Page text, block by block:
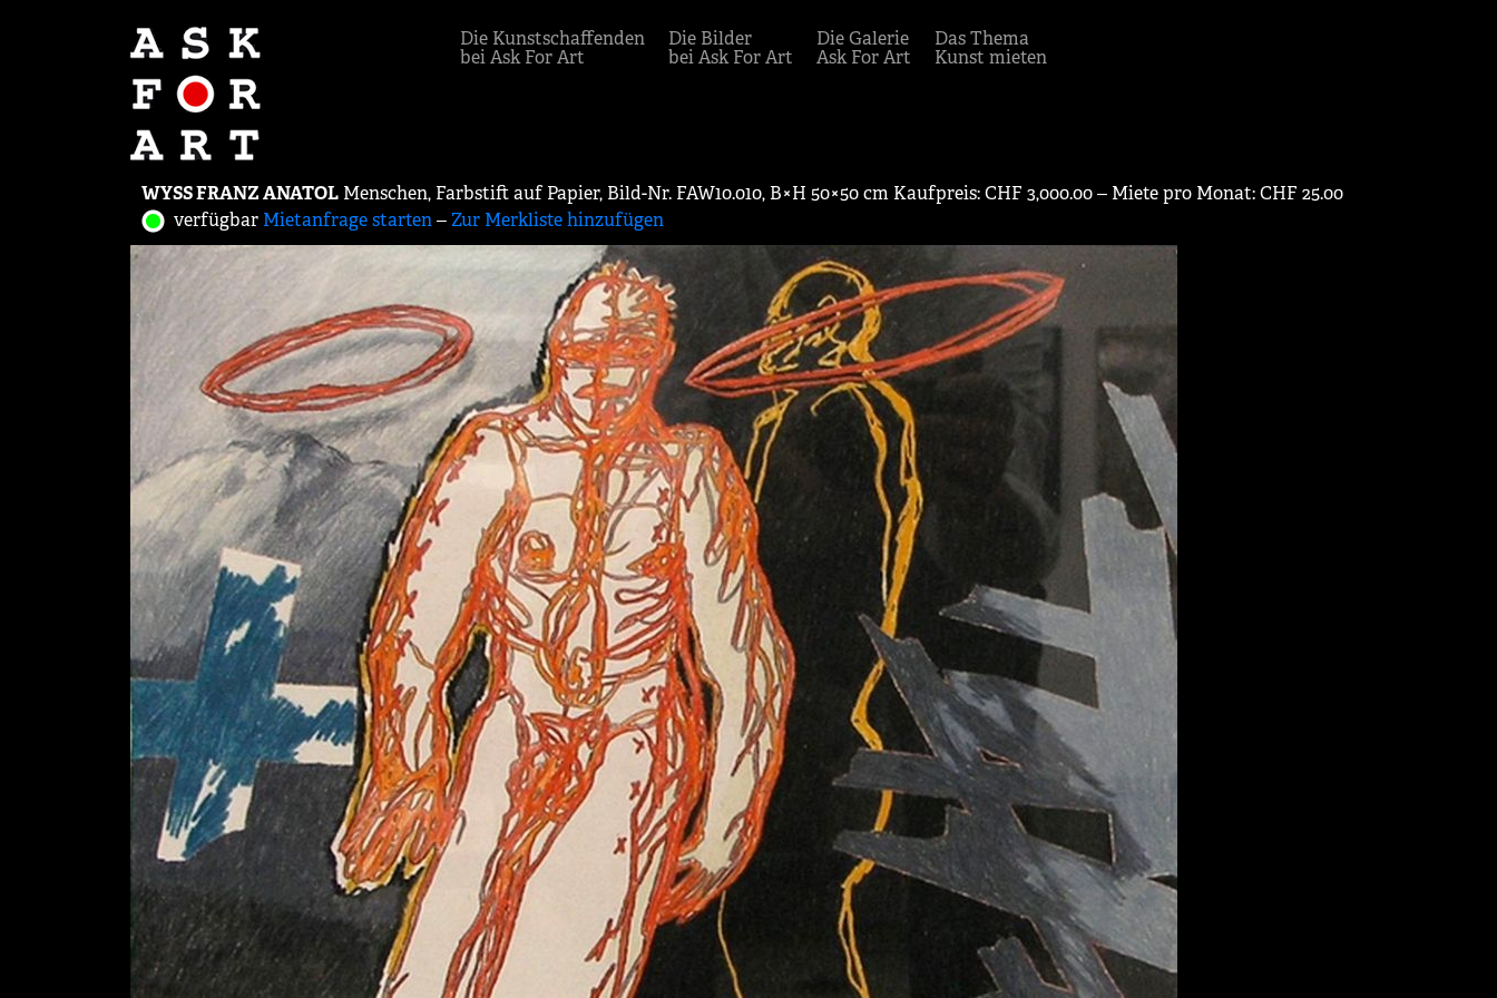
Die Kunstschaffenden
bei Ask For Art
Die Bilder
bei Ask For Art
Die Galerie
Ask For Art
Das Thema
Kunst mieten
WYSS FRANZ ANATOL Menschen, Farbstift auf Papier, Bild-Nr. FAW10.010, B×H 50×50 cm Kaufpreis: CHF 3,000.00 ‒ Miete pro Monat: CHF 25.00
verfügbar Mietanfrage starten‒Zur Merkliste hinzufügen